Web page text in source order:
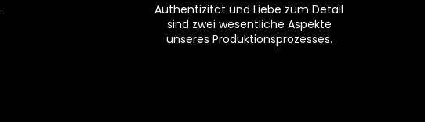
Authentizität und Liebe zum Detail
sind zwei wesentliche Aspekte
unseres Produktionsprozesses.